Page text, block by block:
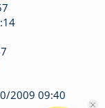
2009 09:40